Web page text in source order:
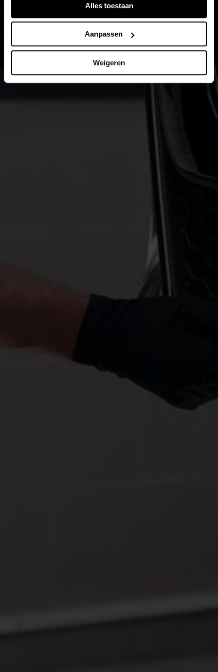
de extra verwerkte login-ID.Alles toestaan
Aanpassen
Weigeren